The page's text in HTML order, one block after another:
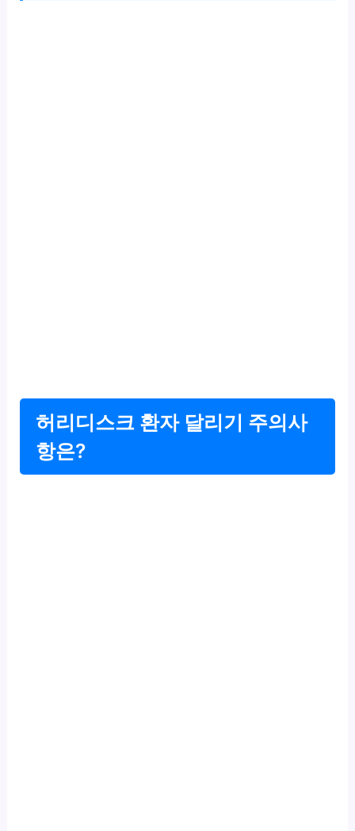
허리디스크 환자 달리기 주의사
항은?